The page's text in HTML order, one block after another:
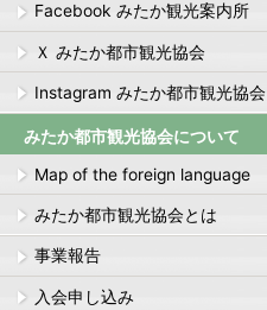
Facebook みたか観光案内所
Ｘ みたか都市観光協会
Instagram みたか都市観光協会
みたか都市観光協会について
Map of the foreign language
みたか都市観光協会とは
事業報告
入会申し込み